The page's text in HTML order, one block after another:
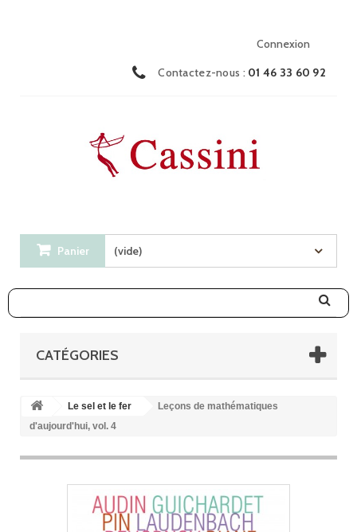
Connexion
Contactez-nous : 01 46 33 60 92
Panier (vide)
CATÉGORIES
Le sel et le fer
Leçons de mathématiques
d'aujourd'hui, vol. 4